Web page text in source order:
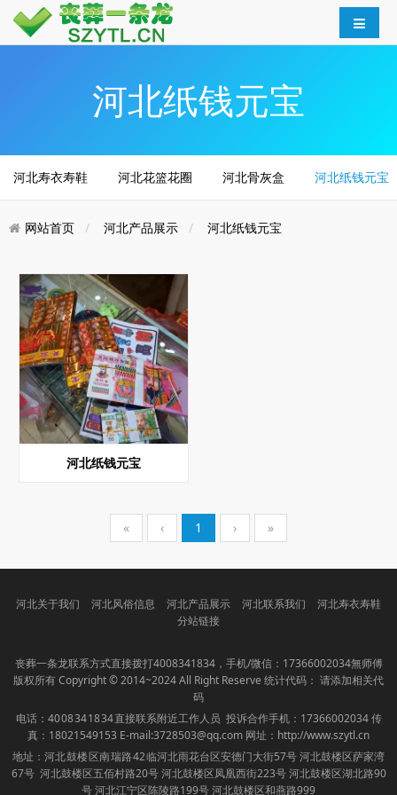
河北纸钱元宝
河北寿衣寿鞋 河北花篮花圈 河北骨灰盒 河北纸钱元宝
网站首页 河北产品展示 河北纸钱元宝
河北纸钱元宝
« ‹ 1 › »
河北关于我们 河北风俗信息 河北产品展示 河北联系我们
河北寿衣寿鞋
分站链接
丧葬一条龙联系方式直接拨打4008341834，手机/微信：17366002034無师傅
版权所有 Copyright © 2014~2024 All Right Reserve 统计代码： 请添加相关代
码
电话： 4008341834直接联系附近工作人员 投诉合作手机：17366002034 传
真：18021549153 E-mail:3728503@qq.com 网址： http://www.szytl.cn
地址： 河北鼓楼区南瑞路42临河北雨花台区安德门大街57号 河北鼓楼区萨家湾
67号 河北鼓楼区五佰村路20号 河北鼓楼区凤凰西街223号 河北鼓楼区湖北路90
号 河北江宁区陈陵路199号 河北鼓楼区和燕路999